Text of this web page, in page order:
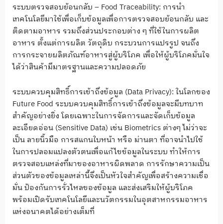
ระบบตรวจสอบย้อนกลับ – Food Traceability: การนำ
เทคโนโลยีมาใช้เพื่อเก็บข้อมูลเพื่อการตรวจสอบย้อนกลับ และ
ติดตามอาหาร รวมถึงส่วนประกอบต่าง ๆ ที่ใช้ในการผลิต
อาหาร ตั้งแต่การผลิต วัตถุดิบ กระบวนการแปรรูป จนถึง
การกระจายผลิตภัณฑ์อาหารสู่ผู้บริโภค เพื่อให้ผู้บริโภคมั่นใจ
ได้ว่าสินค้ามีมาตรฐานและความปลอดภัย
ระบบควบคุมสิทธิ์การเข้าถึงข้อมูล (Data Privacy): ในโลกของ
Future Food ระบบควบคุมสิทธิ์การเข้าถึงข้อมูลจะมีบทบาท
สำคัญอย่างยิ่ง โดยเฉพาะในการจัดการและจัดเก็บข้อมูล
ละเอียดอ่อน (Sensitive Data) เช่น Biometrics ต่างๆ ไม่ว่าจะ
เป็น ลายนิ้วมือ การสแกนใบหน้า หรือ ม่านตา ที่อาจนำไปใช้
ในการปลอมแปลงตัวตนเพื่อแก้ไขข้อมูลในระบบ ทำให้การ
ตรวจสอบแหล่งที่มาของอาหารผิดพลาด การรักษาความเป็น
ส่วนตัวของข้อมูลเหล่านี้จึงเป็นหัวใจสำคัญเพื่อสร้างความเชื่อ
มั่น ป้องกันการรั่วไหลของข้อมูล และส่งเสริมให้ผู้บริโภค
พร้อมเปิดรับเทคโนโลยีและนวัตกรรมในอุตสาหกรรมอาหาร
แห่งอนาคตได้อย่างเต็มที่